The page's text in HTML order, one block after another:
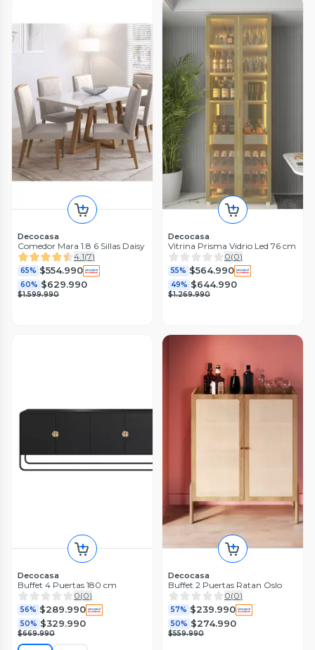
Decocasa
Comedor Mara 1.8 6 Sillas Daisy
4.1(7)
65% $554.990
60% $629.990
$1.599.990
Decocasa
Vitrina Prisma Vidrio Led 76 cm
0(0)
55% $564.990
49% $644.990
$1.269.990
Decocasa
Buffet 4 Puertas 180 cm
0(0)
56% $289.990
50% $329.990
$669.990
Decocasa
Buffet 2 Puertas Ratan Oslo
0(0)
57% $239.990
50% $274.990
$559.990